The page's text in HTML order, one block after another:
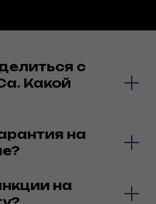
с
Какой
на
на